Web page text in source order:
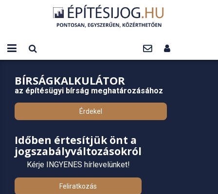
BÍRSÁGKALKULÁTOR
az építésügyi bírság meghatározásához
Érdekel
Időben értesítjük önt a
jogszabályváltozásokról
Kérje INGYENES hírlevelünket!
Feliratkozás